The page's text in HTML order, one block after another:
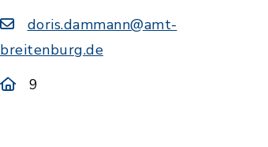
doris.dammann@amt-
breitenburg.de
9